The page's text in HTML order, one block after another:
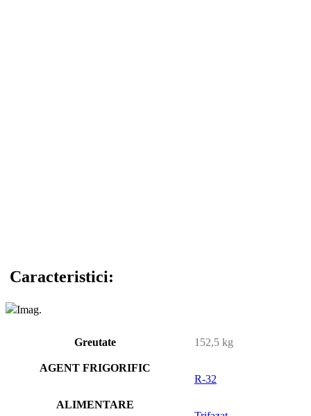
Caracteristici:
Greutate 152,5 kg
AGENT FRIGORIFIC
R-32
ALIMENTARE